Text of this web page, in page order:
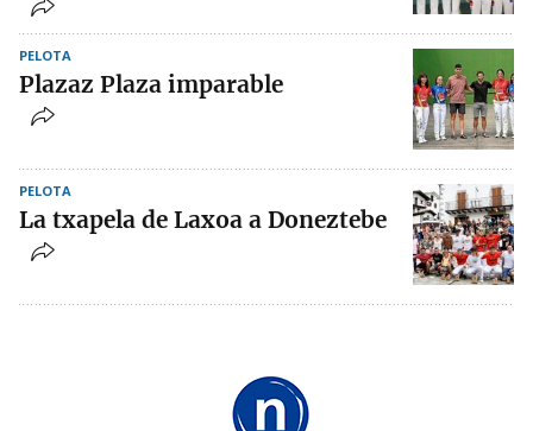
PELOTA
Plazaz Plaza imparable
PELOTA
La txapela de Laxoa a Doneztebe